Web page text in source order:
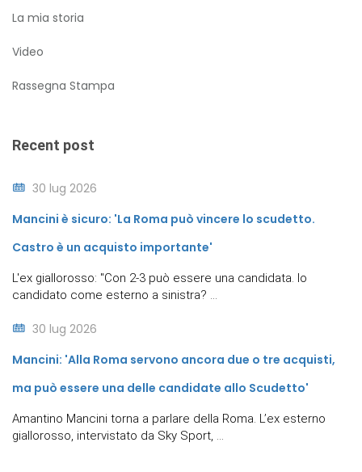
La mia storia
Video
Rassegna Stampa
Recent post
30 lug 2026
Mancini è sicuro: 'La Roma può vincere lo scudetto.
Castro è un acquisto importante'
L'ex giallorosso: "Con 2-3 può essere una candidata. Io
candidato come esterno a sinistra? ...
30 lug 2026
Mancini: 'Alla Roma servono ancora due o tre acquisti,
ma può essere una delle candidate allo Scudetto'
Amantino Mancini torna a parlare della Roma. L’ex esterno
giallorosso, intervistato da Sky Sport, ...